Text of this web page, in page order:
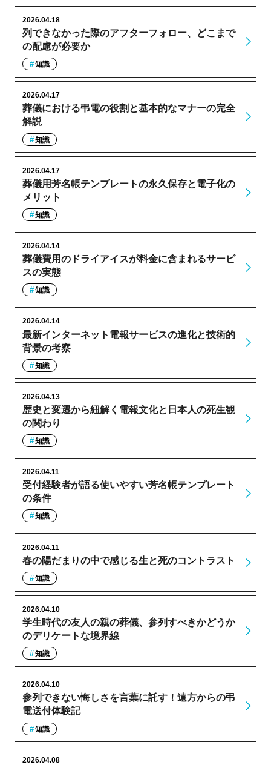
列できなかった際のアフターフォロー、どこまで
の配慮が必要か
2026.04.18
知識
葬儀における弔電の役割と基本的なマナーの完全
解説
2026.04.17
知識
葬儀用芳名帳テンプレートの永久保存と電子化の
メリット
2026.04.17
知識
葬儀費用のドライアイスが料金に含まれるサービ
スの実態
2026.04.14
知識
最新インターネット電報サービスの進化と技術的
背景の考察
2026.04.14
知識
歴史と変遷から紐解く電報文化と日本人の死生観
の関わり
2026.04.13
知識
受付経験者が語る使いやすい芳名帳テンプレート
の条件
2026.04.11
知識
春の陽だまりの中で感じる生と死のコントラスト
2026.04.11
知識
学生時代の友人の親の葬儀、参列すべきかどうか
のデリケートな境界線
2026.04.10
知識
参列できない悔しさを言葉に託す！遠方からの弔
電送付体験記
2026.04.10
知識
2026.04.08